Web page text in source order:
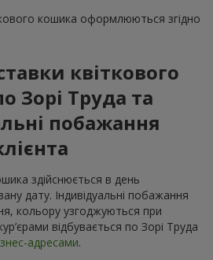
кошика оформлюються згідно
квіткового
Зорі Труда та
побажання
здійснюється в день
дату. Індивідуальні побажання
кольору узгоджуються при
відбувається по Зорі Труда
адресами.